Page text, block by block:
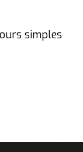
simples